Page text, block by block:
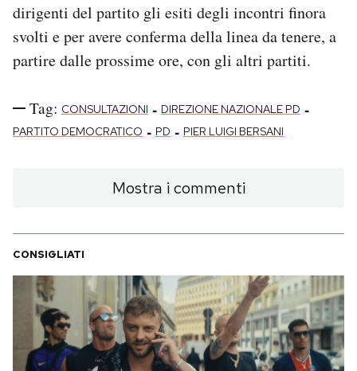
dirigenti del partito gli esiti degli incontri finora
svolti e per avere conferma della linea da tenere, a
partire dalle prossime ore, con gli altri partiti.
Tag: CONSULTAZIONI - DIREZIONE NAZIONALE PD -
PARTITO DEMOCRATICO - PD - PIER LUIGI BERSANI
Mostra i commenti
CONSIGLIATI